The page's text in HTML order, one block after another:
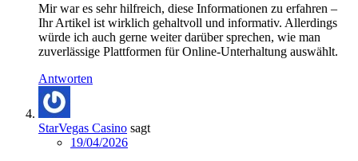
Mir war es sehr hilfreich, diese Informationen zu erfahren –
Ihr Artikel ist wirklich gehaltvoll und informativ. Allerdings
würde ich auch gerne weiter darüber sprechen, wie man
zuverlässige Plattformen für Online-Unterhaltung auswählt.
Antworten
StarVegas Casino sagt
19/04/2026